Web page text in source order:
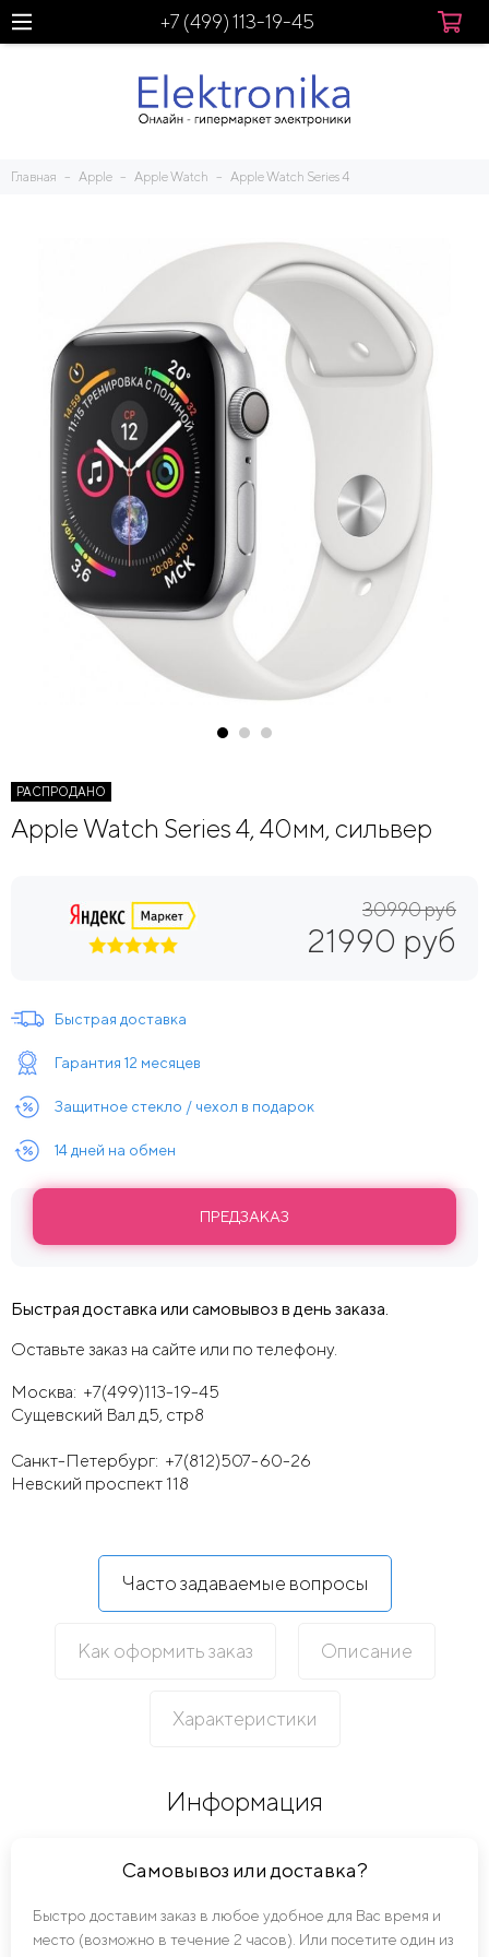
+7 (499) 113-19-45
Главная Apple Apple Watch Apple Watch Series 4
РАСПРОДАНО
Apple Watch Series 4, 40мм, сильвер
30990 руб
21990 руб
Быстрая доставка
Гарантия 12 месяцев
Защитное стекло / чехол в подарок
14 дней на обмен
ПРЕДЗАКАЗ
Быстрая доставка или самовывоз в день заказа.
Оставьте заказ на сайте или по телефону.
Москва: +7(499)113-19-45
Сущевский Вал д5, стр8
Санкт-Петербург: +7(812)507-60-26
Невский проспект 118
Часто задаваемые вопросы
Как оформить заказ Описание
Характеристики
Информация
Самовывоз или доставка?
Быстро доставим заказ в любое удобное для Вас время и
место (возможно в течение 2 часов). Или посетите один из